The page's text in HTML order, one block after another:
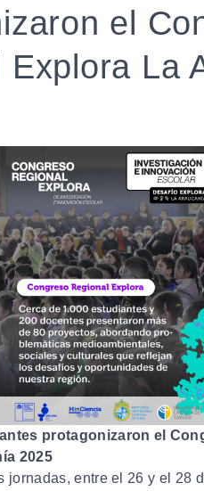
el
Explora La
protagonizaron el
2025
jornadas, entre el 26 y el 28